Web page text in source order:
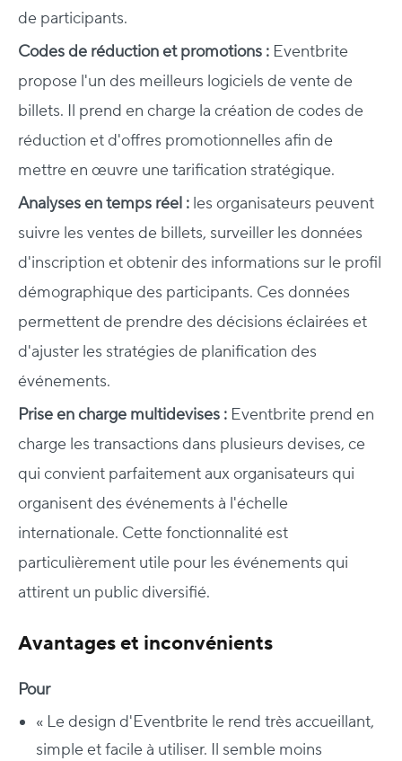
de participants.
Codes de réduction et promotions : Eventbrite
propose l'un des meilleurs logiciels de vente de
billets. Il prend en charge la création de codes de
réduction et d'offres promotionnelles afin de
mettre en œuvre une tarification stratégique.
Analyses en temps réel : les organisateurs peuvent
suivre les ventes de billets, surveiller les données
d'inscription et obtenir des informations sur le profil
démographique des participants. Ces données
permettent de prendre des décisions éclairées et
d'ajuster les stratégies de planification des
événements.
Prise en charge multidevises : Eventbrite prend en
charge les transactions dans plusieurs devises, ce
qui convient parfaitement aux organisateurs qui
organisent des événements à l'échelle
internationale. Cette fonctionnalité est
particulièrement utile pour les événements qui
attirent un public diversifié.
Avantages et inconvénients
Pour
« Le design d'Eventbrite le rend très accueillant,
simple et facile à utiliser. Il semble moins